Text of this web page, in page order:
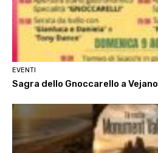
EVENTI
Sagra dello Gnoccarello a Vejano